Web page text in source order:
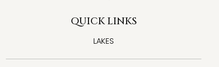
QUICK LINKS
LAKES